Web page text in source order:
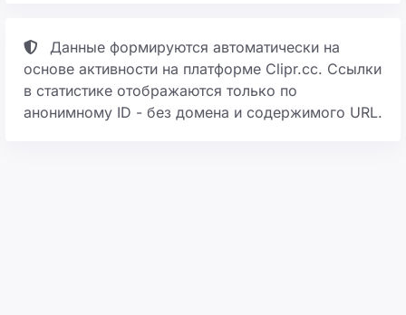
Данные формируются автоматически на
основе активности на платформе Clipr.cc. Ссылки
в статистике отображаются только по
анонимному ID - без домена и содержимого URL.